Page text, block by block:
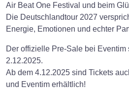
Air Beat One Festival und beim
Die Deutschlandtour 2027
Energie, Emotionen und echter
Der offizielle Pre-Sale bei Eventim
2.12.2025.
Ab dem 4.12.2025 sind Tickets
und Eventim erhältlich!